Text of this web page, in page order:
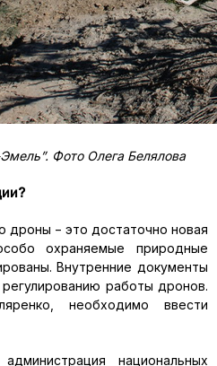
Фото Олега Белялова
дроны − это достаточно новая
охраняемые природные
Внутренние документы
работы дронов.
необходимо ввести
национальных